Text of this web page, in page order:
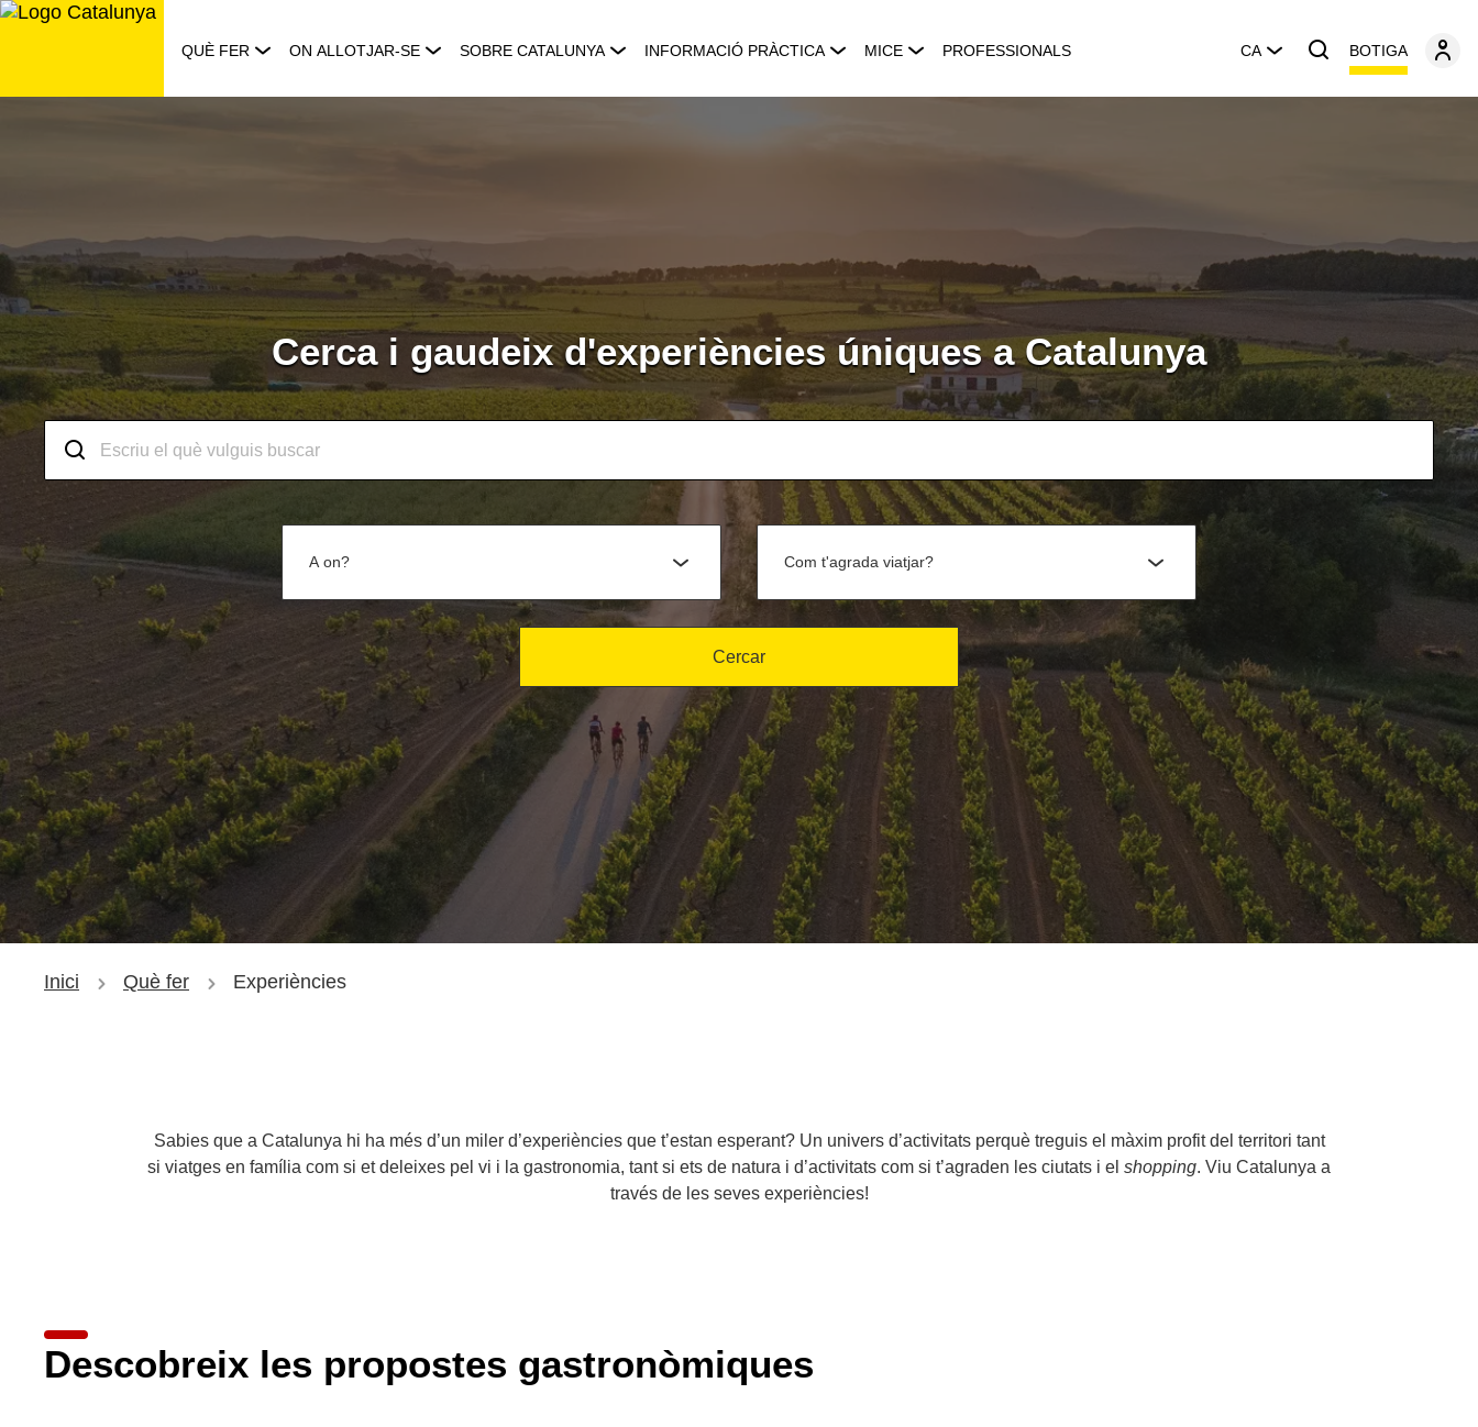
Saltar
QUÈ FER ON ALLOTJAR-SE SOBRE CATALUNYA INFORMACIÓ PRÀCTICA MICE PROFESSIONALS CA BOTIGA
experiències
a
Catalunya Cerca i gaudeix d'experiències úniques a Catalunya
A on? Com t'agrada viatjar?
Cercar
Inici Què fer Experiències
Sabies que a Catalunya hi ha més d’un miler d’experiències que t’estan esperant? Un univers d’activitats perquè treguis el màxim profit del territori tant
si viatges en família com si et deleixes pel vi i la gastronomia, tant si ets de natura i d’activitats com si t’agraden les ciutats i el shopping. Viu Catalunya a
través de les seves experiències!
Descobreix les propostes gastronòmiques